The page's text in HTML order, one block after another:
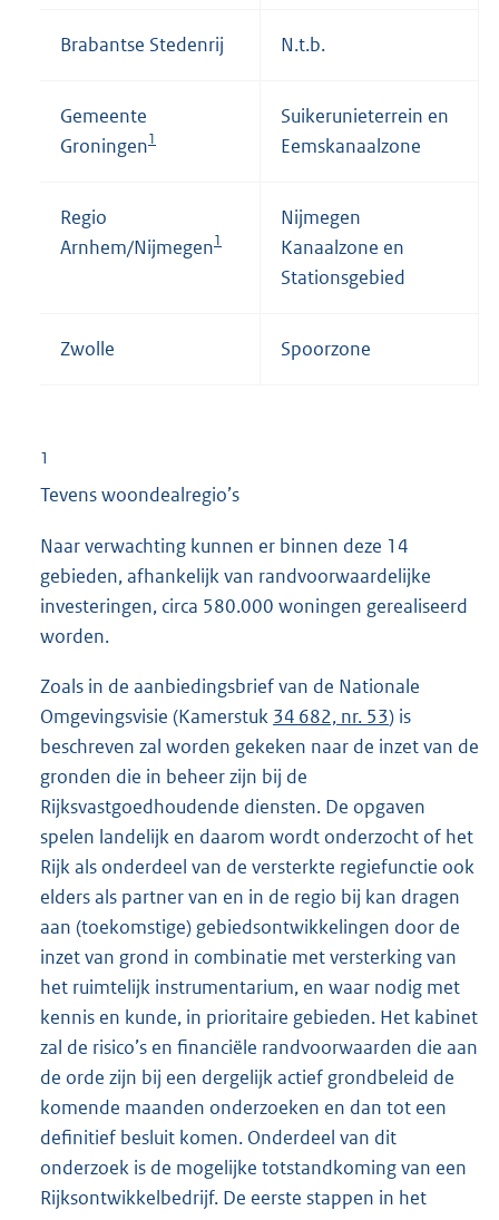
Brabantse Stedenrij N.t.b.
Gemeente
Groningen1
Suikerunieterrein en
Eemskanaalzone
Regio
Arnhem/Nijmegen1
Nijmegen
Kanaalzone en
Stationsgebied
Zwolle Spoorzone
1
Tevens woondealregio’s
Naar verwachting kunnen er binnen deze 14
gebieden, afhankelijk van randvoorwaardelijke
investeringen, circa 580.000 woningen gerealiseerd
worden.
Zoals in de aanbiedingsbrief van de Nationale
Omgevingsvisie (Kamerstuk 34 682, nr. 53) is
beschreven zal worden gekeken naar de inzet van de
gronden die in beheer zijn bij de
Rijksvastgoedhoudende diensten. De opgaven
spelen landelijk en daarom wordt onderzocht of het
Rijk als onderdeel van de versterkte regiefunctie ook
elders als partner van en in de regio bij kan dragen
aan (toekomstige) gebiedsontwikkelingen door de
inzet van grond in combinatie met versterking van
het ruimtelijk instrumentarium, en waar nodig met
kennis en kunde, in prioritaire gebieden. Het kabinet
zal de risico’s en financiële randvoorwaarden die aan
de orde zijn bij een dergelijk actief grondbeleid de
komende maanden onderzoeken en dan tot een
definitief besluit komen. Onderdeel van dit
onderzoek is de mogelijke totstandkoming van een
Rijksontwikkelbedrijf. De eerste stappen in het